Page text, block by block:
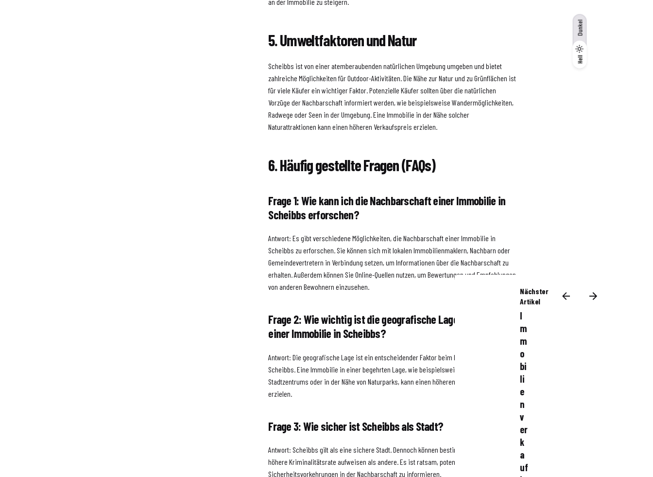
Hell
Dunkel
Hell
Dunkel
5. Umweltfaktoren und Natur
Scheibbs ist von einer atemberaubenden natürlichen Umgebung umgeben und bietet
zahlreiche Möglichkeiten für Outdoor-Aktivitäten. Die Nähe zur Natur und zu Grünflächen ist
für viele Käufer ein wichtiger Faktor. Potenzielle Käufer sollten über die natürlichen
Vorzüge der Nachbarschaft informiert werden, wie beispielsweise Wandermöglichkeiten,
Radwege oder Seen in der Umgebung. Eine Immobilie in der Nähe solcher
Naturattraktionen kann einen höheren Verkaufspreis erzielen.
6. Häufig gestellte Fragen (FAQs)
Frage 1: Wie kann ich die Nachbarschaft einer Immobilie in
Scheibbs erforschen?
Antwort: Es gibt verschiedene Möglichkeiten, die Nachbarschaft einer Immobilie in
Scheibbs zu erforschen. Sie können sich mit lokalen Immobilienmaklern, Nachbarn oder
Gemeindevertretern in Verbindung setzen, um Informationen über die Nachbarschaft zu
erhalten. Außerdem können Sie Online-Quellen nutzen, um Bewertungen und Empfehlungen
von anderen Bewohnern einzusehen.
Frage 2: Wie wichtig ist die geografische Lage beim Verkauf
einer Immobilie in Scheibbs?
Antwort: Die geografische Lage ist ein entscheidender Faktor beim Immobilienverkauf in
Scheibbs. Eine Immobilie in einer begehrten Lage, wie beispielsweise in der Nähe des
Stadtzentrums oder in der Nähe von Naturparks, kann einen höheren Verkaufspreis
erzielen.
Frage 3: Wie sicher ist Scheibbs als Stadt?
Antwort: Scheibbs gilt als eine sichere Stadt. Dennoch können bestimmte Stadtviertel eine
höhere Kriminalitätsrate aufweisen als andere. Es ist ratsam, potenzielle Käufer über die
Sicherheitsvorkehrungen in der Nachbarschaft zu informieren.
Nächster
Artikel
I
m
m
o
bi
li
e
n
v
er
k
a
uf